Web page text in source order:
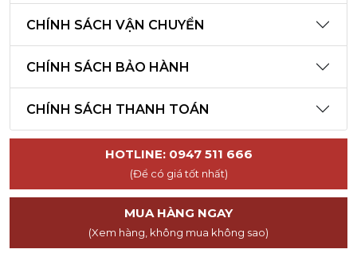
CHÍNH SÁCH VẬN CHUYỂN
CHÍNH SÁCH BẢO HÀNH
CHÍNH SÁCH THANH TOÁN
HOTLINE: 0947 511 666
(Để có giá tốt nhất)
MUA HÀNG NGAY
(Xem hàng, không mua không sao)